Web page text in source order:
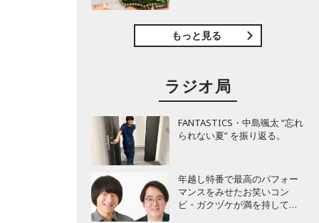
もっと見る
ラジオ局
FANTASTICS・中島颯太 “忘れ
られない夏” を振り返る。
年越し特番で最高のパフォー
マンスをみせたお笑いコン
ビ・ガクヅケが満を持して